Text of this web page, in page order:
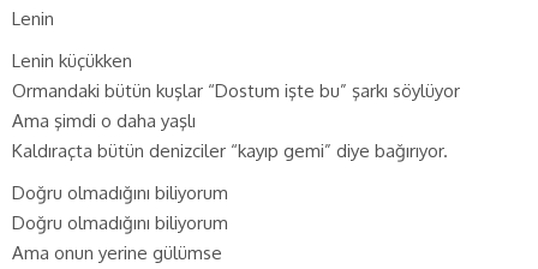
Lenin
Lenin küçükken
Ormandaki bütün kuşlar “Dostum işte bu” şarkı söylüyor
Ama şimdi o daha yaşlı
Kaldıraçta bütün denizciler “kayıp gemi” diye bağırıyor.
Doğru olmadığını biliyorum
Doğru olmadığını biliyorum
Ama onun yerine gülümse